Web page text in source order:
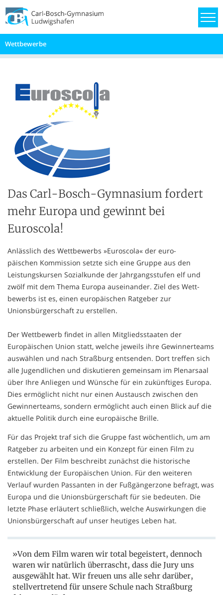
Wettbewerbe
Das Carl-Bosch-Gymnasium fordert
mehr Europa und gewinnt bei
Euroscola!
Anlässlich des Wettbewerbs »Euroscola« der euro-
päischen Kommission setzte sich eine Gruppe aus den
Leistungskursen Sozialkunde der Jahrgangsstufen elf und
zwölf mit dem Thema Europa auseinander. Ziel des Wett-
bewerbs ist es, einen europäischen Ratgeber zur
Unionsbürgerschaft zu erstellen.
Der Wettbewerb findet in allen Mitgliedsstaaten der
Europäischen Union statt, welche jeweils ihre Gewinnerteams
auswählen und nach Straßburg entsenden. Dort treffen sich
alle Jugendlichen und diskutieren gemeinsam im Plenarsaal
über Ihre Anliegen und Wünsche für ein zukünftiges Europa.
Dies ermöglicht nicht nur einen Austausch zwischen den
Gewinnerteams, sondern ermöglicht auch einen Blick auf die
aktuelle Politik durch eine europäische Brille.
Für das Projekt traf sich die Gruppe fast wöchentlich, um am
Ratgeber zu arbeiten und ein Konzept für einen Film zu
erstellen. Der Film beschreibt zunächst die historische
Entwicklung der Europäischen Union. Für den weiteren
Verlauf wurden Passanten in der Fußgängerzone befragt, was
Europa und die Unionsbürgerschaft für sie bedeuten. Die
letzte Phase erläutert schließlich, welche Auswirkungen die
Unionsbürgerschaft auf unser heutiges Leben hat.
»Von dem Film waren wir total begeistert, dennoch
waren wir natürlich überrascht, dass die Jury uns
ausgewählt hat. Wir freuen uns alle sehr darüber,
stellvertretend für unsere Schule nach Straßburg